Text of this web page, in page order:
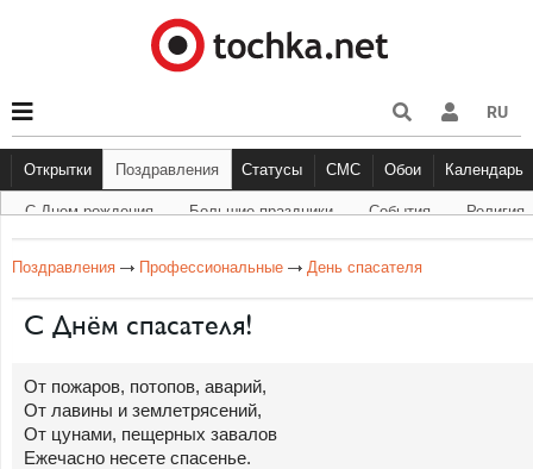
RU
Открытки
С Днем рождения Большие праздники События
Поздравления Статусы
Другое Прикольные Грустные
СМС
С Днём Рождения
Обои
Музыка
Календарь
С Днем рождения Большие праздники Cобытия Религия
Поздравления Профессиональные День спасателя
С Днём спасателя!
От пожаров, потопов, аварий,
От лавины и землетрясений,
От цунами, пещерных завалов
Ежечасно несете спасенье.